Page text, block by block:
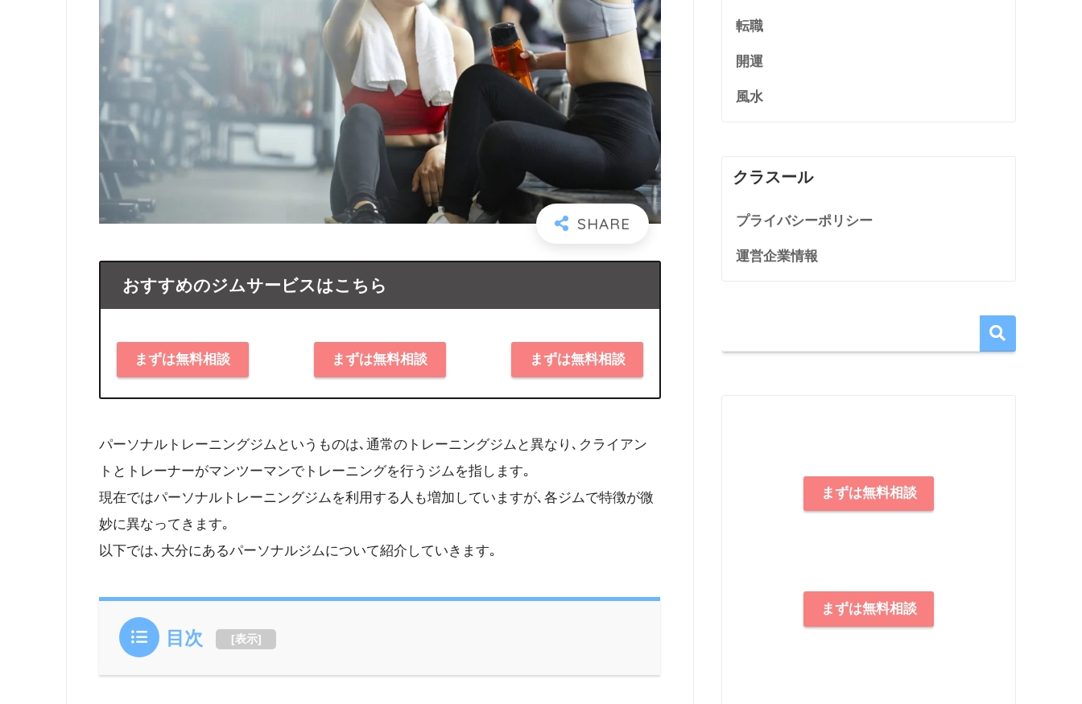
おすすめのジムサービスはこちら
まずは無料相談 まずは無料相談 まずは無料相談
パーソナルトレーニングジムというものは､通常のトレーニングジムと異なり､クライアン
トとトレーナーがマンツーマンでトレーニングを行うジムを指します｡
現在ではパーソナルトレーニングジムを利用する人も増加していますが､各ジムで特徴が微
妙に異なってきます｡
以下では､大分にあるパーソナルジムについて紹介していきます｡
目次 [表示]
転職
開運
風水
クラスール
プライバシーポリシー
運営企業情報
まずは無料相談
まずは無料相談